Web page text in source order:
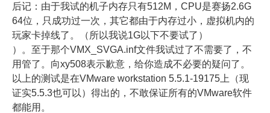
后记：由于我试的机子内存只有512M，CPU是赛扬2.6G
64位，只成功过一次，其它都由于内存过小，虚拟机内的
玩家卡掉线了。（所以我说1G以下不要试了）
）。至于那个VMX_SVGA.inf文件我试过了不需要了，不
用管了。向xy508表示歉意，给你造成不必要的疑问了。
以上的测试是在VMware workstation 5.5.1-19175上（现
证实5.5.3也可以）得出的，不敢保证所有的VMware软件
都能用。